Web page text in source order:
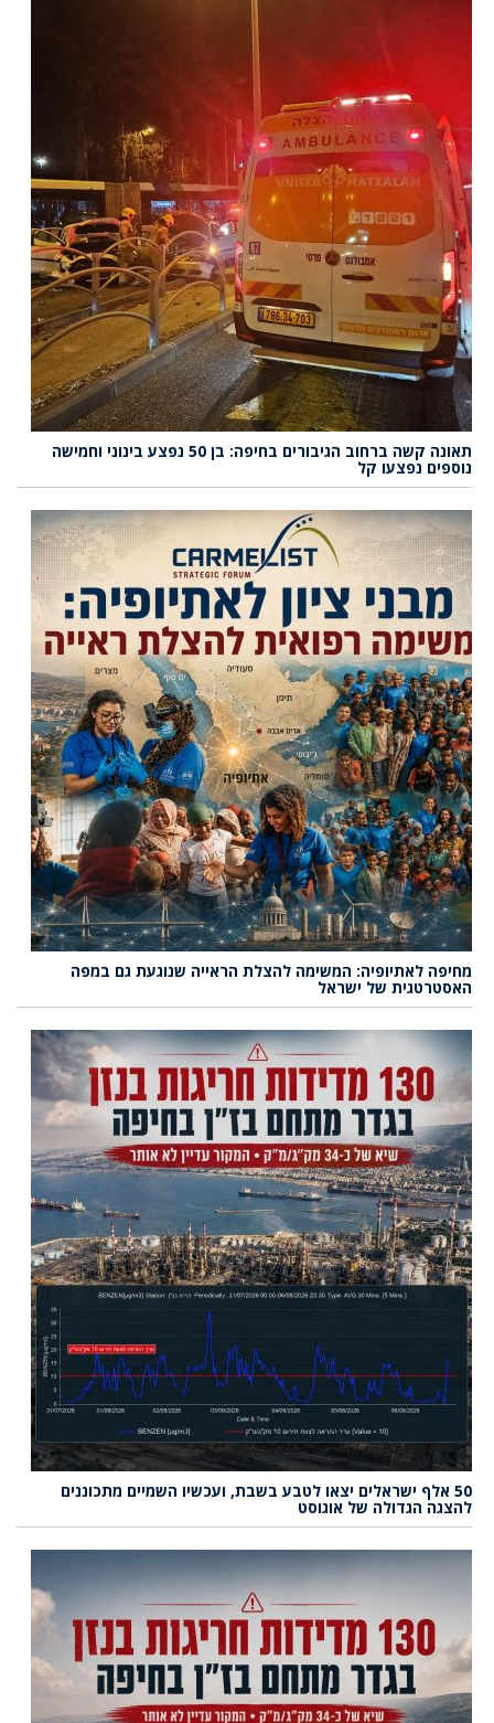
תאונה קשה ברחוב הגיבורים בחיפה: בן 50 נפצע בינוני וחמישה
נוספים נפצעו קל
מחיפה לאתיופיה: המשימה להצלת הראייה שנוגעת גם במפה
האסטרטגית של ישראל
50 אלף ישראלים יצאו לטבע בשבת, ועכשיו השמיים מתכוננים
להצגה הגדולה של אוגוסט